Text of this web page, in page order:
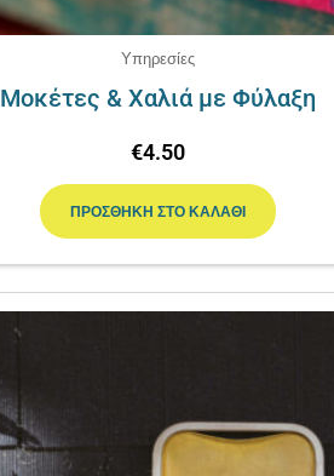
Υπηρεσίες
Μοκέτες & Χαλιά με Φύλαξη
€4.50
ΠΡΟΣΘΉΚΗ ΣΤΟ ΚΑΛΆΘΙ